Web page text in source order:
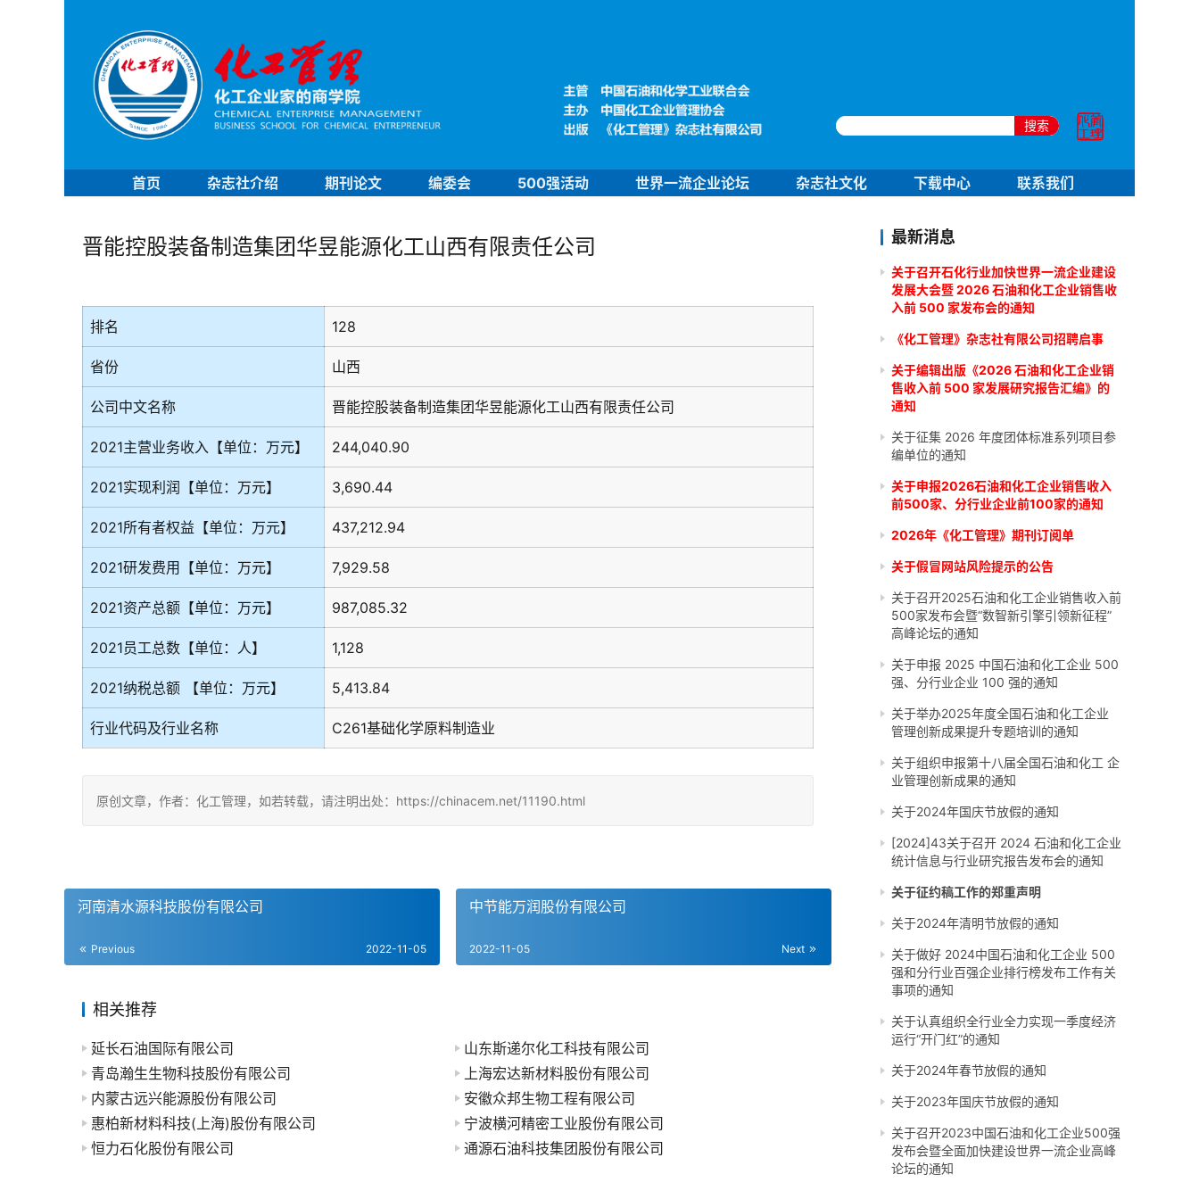
搜索
首页 杂志社介绍 期刊论文 编委会 500强活动 世界一流企业论坛 杂志社文化 下载中心 联系我们
晋能控股装备制造集团华昱能源化工山西有限责任公司
排名 128
省份 山西
公司中文名称 晋能控股装备制造集团华昱能源化工山西有限责任公司
2021主营业务收入【单位：万元】 244,040.90
2021实现利润【单位：万元】 3,690.44
2021所有者权益【单位：万元】 437,212.94
2021研发费用【单位：万元】 7,929.58
2021资产总额【单位：万元】 987,085.32
2021员工总数【单位：人】 1,128
2021纳税总额 【单位：万元】 5,413.84
行业代码及行业名称 C261基础化学原料制造业
原创文章，作者：化工管理，如若转载，请注明出处：https://chinacem.net/11190.html
河南清水源科技股份有限公司
Previous 2022-11-05
中节能万润股份有限公司
Next
2022-11-05
相关推荐
延长石油国际有限公司
山东斯递尔化工科技有限公司
青岛瀚生生物科技股份有限公司
上海宏达新材料股份有限公司
内蒙古远兴能源股份有限公司
安徽众邦生物工程有限公司
惠柏新材料科技(上海)股份有限公司
宁波横河精密工业股份有限公司
恒力石化股份有限公司
通源石油科技集团股份有限公司
最新消息
关于召开石化行业加快世界一流企业建设
发展大会暨 2026 石油和化工企业销售收
入前 500 家发布会的通知
《化工管理》杂志社有限公司招聘启事
关于编辑出版《2026 石油和化工企业销
售收入前 500 家发展研究报告汇编》的
通知
关于征集 2026 年度团体标准系列项目参
编单位的通知
关于申报2026石油和化工企业销售收入
前500家、分行业企业前100家的通知
2026年《化工管理》期刊订阅单
关于假冒网站风险提示的公告
关于召开2025石油和化工企业销售收入前
500家发布会暨“数智新引擎引领新征程”
高峰论坛的通知
关于申报 2025 中国石油和化工企业 500
强、分行业企业 100 强的通知
关于举办2025年度全国石油和化工企业
管理创新成果提升专题培训的通知
关于组织申报第十八届全国石油和化工 企
业管理创新成果的通知
关于2024年国庆节放假的通知
[2024]43关于召开 2024 石油和化工企业
统计信息与行业研究报告发布会的通知
关于征约稿工作的郑重声明
关于2024年清明节放假的通知
关于做好 2024中国石油和化工企业 500
强和分行业百强企业排行榜发布工作有关
事项的通知
关于认真组织全行业全力实现一季度经济
运行“开门红”的通知
关于2024年春节放假的通知
关于2023年国庆节放假的通知
关于召开2023中国石油和化工企业500强
发布会暨全面加快建设世界一流企业高峰
论坛的通知